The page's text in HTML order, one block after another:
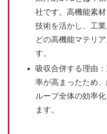
社です。高機能素
技術を活かし、工
どの高機能マテリ
す。
吸収合併する理由
率が高まったため
ループ全体の効率
ます。